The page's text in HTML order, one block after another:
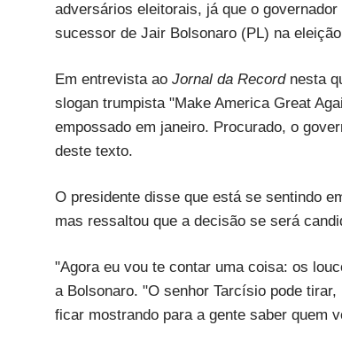
adversários eleitorais, já que o
sucessor de Jair Bolsonaro (PL) na
Em entrevista ao Jornal da Record nesta
slogan trumpista "Make America Great
empossado em janeiro. Procurado, o
deste texto.
O presidente disse que está se sentindo
mas ressaltou que a decisão se será
"Agora eu vou te contar uma coisa: os
a Bolsonaro. "O senhor Tarcísio pode
ficar mostrando para a gente saber quem